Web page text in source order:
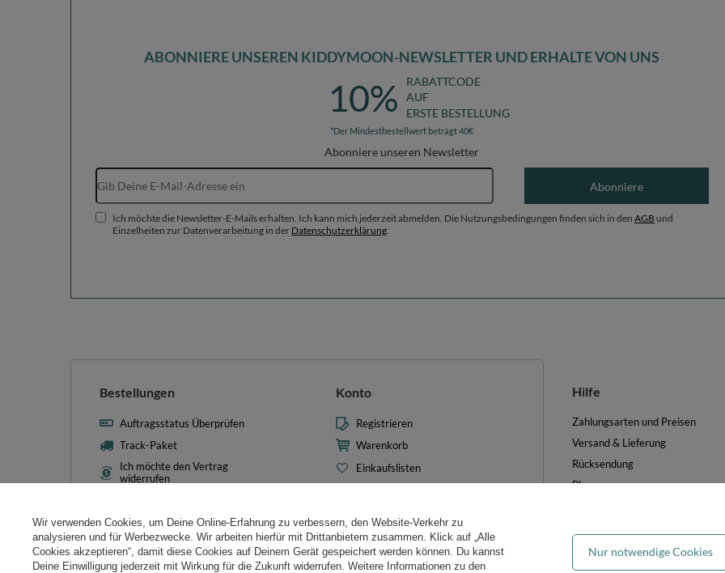
ABONNIERE UNSEREN KIDDYMOON-NEWSLETTER UND ERHALTE VON UNS
10%
RABATTCODE
AUF
ERSTE BESTELLUNG
*Der Mindestbestellwert beträgt 40€
Abonniere unseren Newsletter
E-Mail-Adresse
Abonniere
Ich möchte die Newsletter-E-Mails erhalten. Ich kann mich jederzeit abmelden. Die Nutzungsbedingungen finden sich in den AGB und
Einzelheiten zur Datenverarbeitung in der Datenschutzerklärung
Bestellungen
Auftragsstatus Überprüfen
Track-Paket
Ich möchte den Vertrag
widerrufen
Konto
Registrieren
Warenkorb
Einkaufslisten
Newsletter
Cookies verwalten
Hilfe
Zahlungsarten und Preisen
Versand & Lieferung
Rücksendung
Blog
Wir verwenden Cookies, um Deine Online-Erfahrung zu verbessern, den Website-Verkehr zu
analysieren und für Werbezwecke. Wir arbeiten hierfür mit Drittanbietern zusammen. Klick auf „Alle
Cookies akzeptieren“, damit diese Cookies auf Deinem Gerät gespeichert werden können. Du kannst
Deine Einwilligung jederzeit mit Wirkung für die Zukunft widerrufen. Weitere Informationen zu den
Nur notwendige Cookies